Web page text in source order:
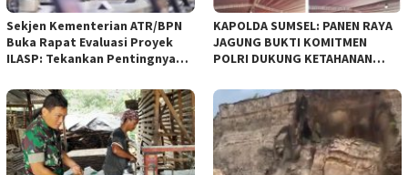
Sekjen Kementerian ATR/BPN
Buka Rapat Evaluasi Proyek
ILASP: Tekankan Pentingnya
Anggaran
KAPOLDA SUMSEL: PANEN RAYA
JAGUNG BUKTI KOMITMEN
POLRI DUKUNG KETAHANAN